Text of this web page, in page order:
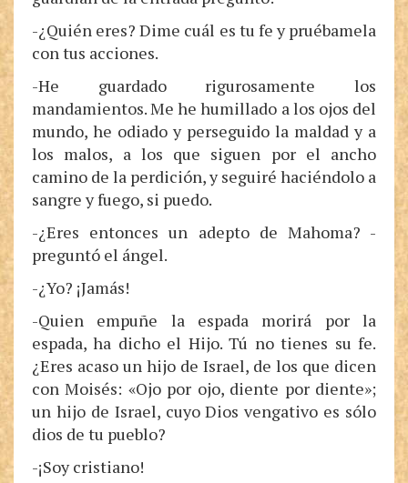
-¿Quién eres? Dime cuál es tu fe y pruébamela
con tus acciones.
-He guardado rigurosamente los
mandamientos. Me he humillado a los ojos del
mundo, he odiado y perseguido la maldad y a
los malos, a los que siguen por el ancho
camino de la perdición, y seguiré haciéndolo a
sangre y fuego, si puedo.
-¿Eres entonces un adepto de Mahoma? -
preguntó el ángel.
-¿Yo? ¡Jamás!
-Quien empuñe la espada morirá por la
espada, ha dicho el Hijo. Tú no tienes su fe.
¿Eres acaso un hijo de Israel, de los que dicen
con Moisés: «Ojo por ojo, diente por diente»;
un hijo de Israel, cuyo Dios vengativo es sólo
dios de tu pueblo?
-¡Soy cristiano!